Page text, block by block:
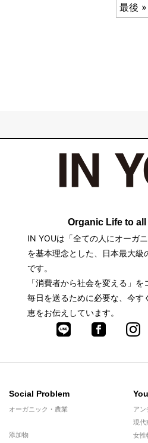
最後 »
Organic Life to
IN YOUは「全ての人にオーガ
を基本理念とした、日本最大級
です。
「消費者から社会を変える」
毎日を送るために必要な、今す
恵をお伝えしています。
Social Problem
オーガニック・農業
添加物
アン
現代
女性